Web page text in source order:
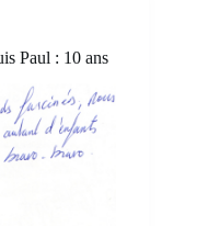
Paul : 10 ans